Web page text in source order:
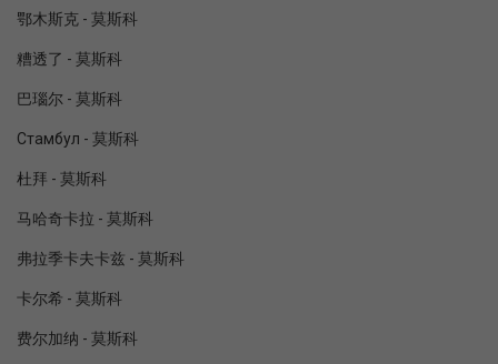
鄂木斯克 - 莫斯科
糟透了 - 莫斯科
巴瑙尔 - 莫斯科
Стамбул - 莫斯科
杜拜 - 莫斯科
马哈奇卡拉 - 莫斯科
弗拉季卡夫卡兹 - 莫斯科
卡尔希 - 莫斯科
费尔加纳 - 莫斯科